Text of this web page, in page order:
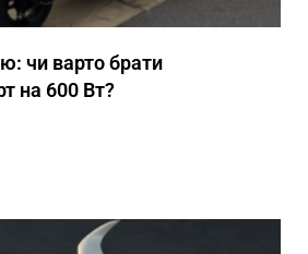
чи варто брати
на 600 Вт?